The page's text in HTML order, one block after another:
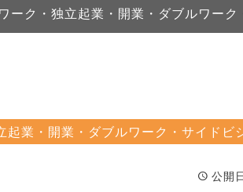
ーク・独立起業・開業・ダブルワー
起業・開業・ダブルワーク・サイドビ
公開